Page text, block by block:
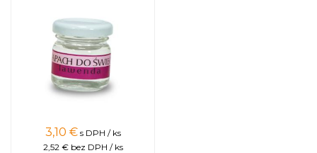
3,10 € s DPH / ks
2,52 € bez DPH / ks